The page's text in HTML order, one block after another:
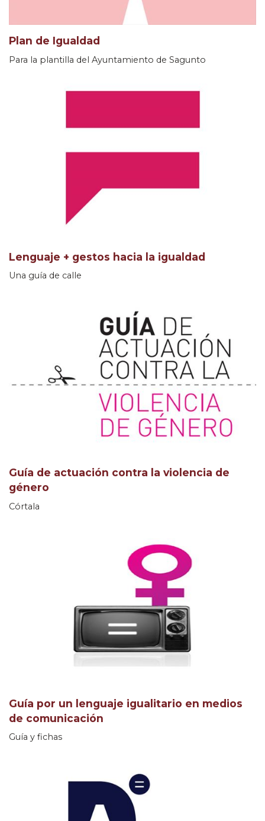
Plan de Igualdad
Para la plantilla del Ayuntamiento de Sagunto
Lenguaje + gestos hacia la igualdad
Una guía de calle
Guía de actuación contra la violencia de
género
Córtala
Guía por un lenguaje igualitario en medios
de comunicación
Guía y fichas